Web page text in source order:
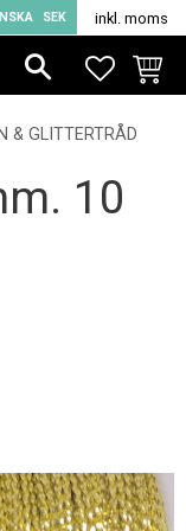
SEK inkl. moms
& GLITTERTRÅD
10